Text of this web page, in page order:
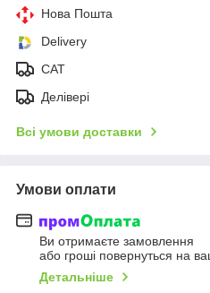
Нова Пошта
Delivery
CAT
Делівері
Всі умови доставки
Умови оплати
Ви отримаєте замовлення
або гроші повернуться на
Детальніше